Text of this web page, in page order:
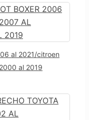
al 2021/citroen
al 2019